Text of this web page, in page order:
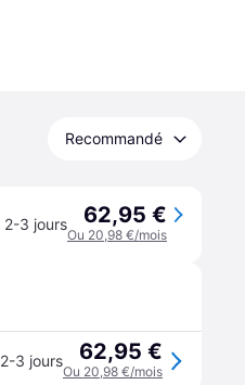
Recommandé
2-3 jours 62,95 €
Ou 20,98 €/mois
2-3 jours 62,95 €
Ou 20,98 €/mois